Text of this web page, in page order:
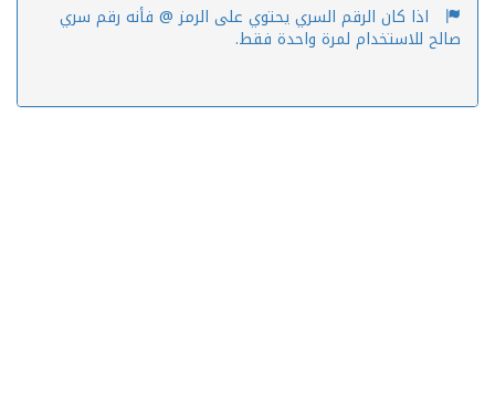
اذا كان الرقم السري يحتوي على الرمز @ فأنه رقم سري
صالح للاستخدام لمرة واحدة فقط.